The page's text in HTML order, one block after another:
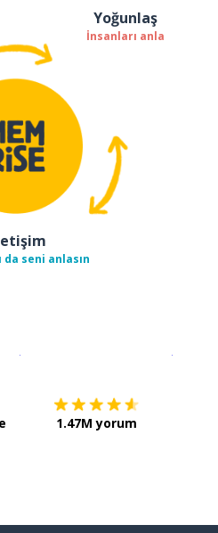
Yoğunlaş
İnsanları anla
da seni anlasın
1.47M yorum